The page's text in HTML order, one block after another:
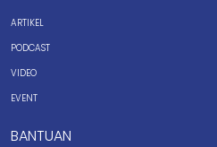
ARTIKEL
PODCAST
VIDEO
EVENT
BANTUAN